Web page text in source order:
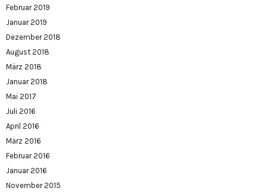
Februar 2019
Januar 2019
Dezember 2018
August 2018
März 2018
Januar 2018
Mai 2017
Juli 2016
April 2016
März 2016
Februar 2016
Januar 2016
November 2015